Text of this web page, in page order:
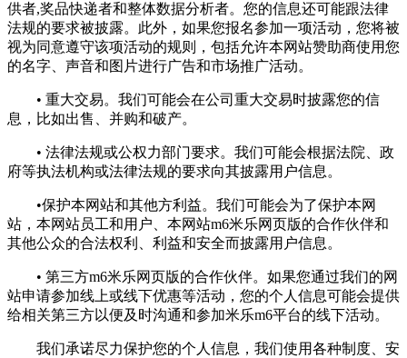
供者,奖品快递者和整体数据分析者。您的信息还可能跟法律
法规的要求被披露。此外，如果您报名参加一项活动，您将被
视为同意遵守该项活动的规则，包括允许本网站赞助商使用您
的名字、声音和图片进行广告和市场推广活动。
• 重大交易。我们可能会在公司重大交易时披露您的信
息，比如出售、并购和破产。
• 法律法规或公权力部门要求。我们可能会根据法院、政
府等执法机构或法律法规的要求向其披露用户信息。
•保护本网站和其他方利益。我们可能会为了保护本网
站，本网站员工和用户、本网站m6米乐网页版的合作伙伴和
其他公众的合法权利、利益和安全而披露用户信息。
• 第三方m6米乐网页版的合作伙伴。如果您通过我们的网
站申请参加线上或线下优惠等活动，您的个人信息可能会提供
给相关第三方以便及时沟通和参加米乐m6平台的线下活动。
我们承诺尽力保护您的个人信息，我们使用各种制度、安